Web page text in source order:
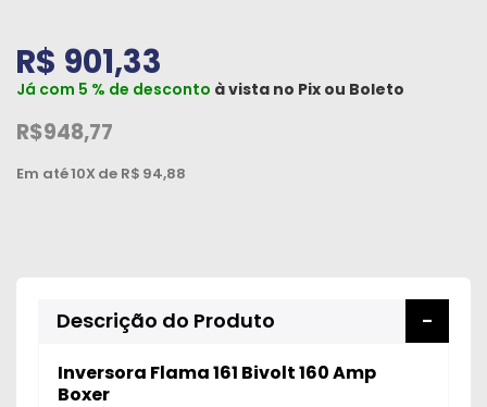
R$ 901,33
Já com 5 % de desconto à vista no Pix ou Boleto
R$948,77
Em até10X de R$ 94,88
Descrição do Produto
Inversora Flama 161 Bivolt 160 Amp
Boxer